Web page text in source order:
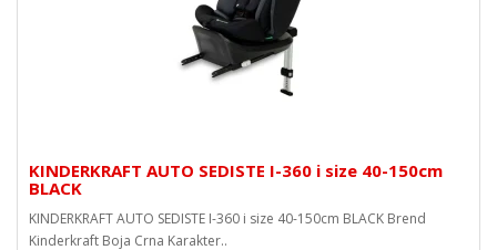
KINDERKRAFT AUTO SEDISTE I-360 i size 40-150cm
BLACK
KINDERKRAFT AUTO SEDISTE I-360 i size 40-150cm BLACK Brend
Kinderkraft Boja Crna Karakter..